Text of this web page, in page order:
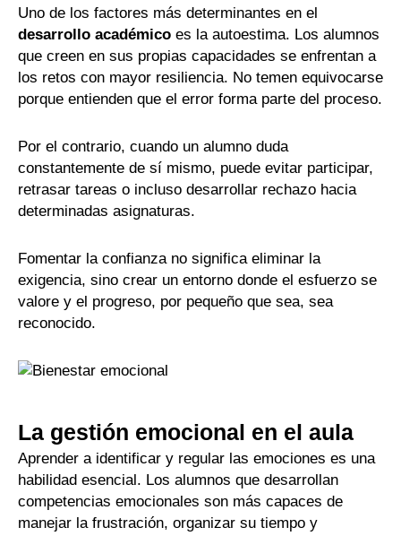
Uno de los factores más determinantes en el
desarrollo académico es la autoestima. Los alumnos
que creen en sus propias capacidades se enfrentan a
los retos con mayor resiliencia. No temen equivocarse
porque entienden que el error forma parte del proceso.
Por el contrario, cuando un alumno duda
constantemente de sí mismo, puede evitar participar,
retrasar tareas o incluso desarrollar rechazo hacia
determinadas asignaturas.
Fomentar la confianza no significa eliminar la
exigencia, sino crear un entorno donde el esfuerzo se
valore y el progreso, por pequeño que sea, sea
reconocido.
La gestión emocional en el aula
Aprender a identificar y regular las emociones es una
habilidad esencial. Los alumnos que desarrollan
competencias emocionales son más capaces de
manejar la frustración, organizar su tiempo y